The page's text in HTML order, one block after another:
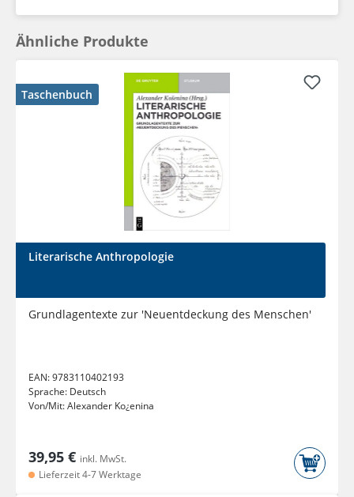
Ähnliche Produkte
Taschenbuch
Literarische Anthropologie
Grundlagentexte zur 'Neuentdeckung des Menschen'
EAN:9783110402193
Sprache: Deutsch
Von/Mit:Alexander Ko¿enina
39,95 € inkl. MwSt.
Lieferzeit 4-7 Werktage